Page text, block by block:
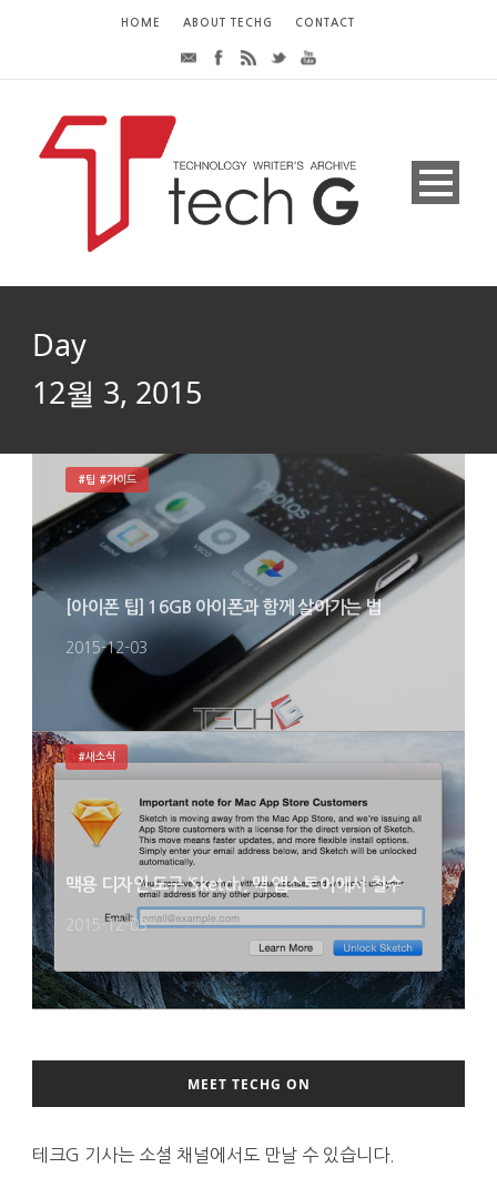
HOME ABOUT TECHG CONTACT
Day
12월 3, 2015
[아이폰 팁] 16GB 아이폰과 함께 살아가는 법
2015-12-03
#팁 #가이드
맥용 디자인 도구 ‘Sketch’, 맥 앱스토어에서 철수
2015-12-03
#새소식
MEET TECHG ON
테크G 기사는 소셜 채널에서도 만날 수 있습니다.